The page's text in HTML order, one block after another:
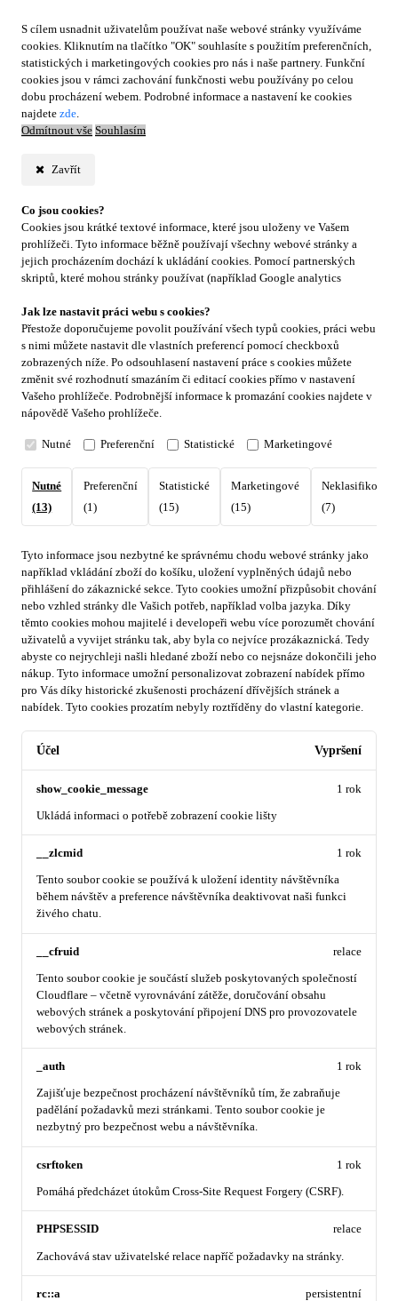
S cílem usnadnit uživatelům používat naše webové stránky využíváme
cookies. Kliknutím na tlačítko "OK" souhlasíte s použitím preferenčních,
statistických i marketingových cookies pro nás i naše partnery. Funkční
cookies jsou v rámci zachování funkčnosti webu používány po celou
dobu procházení webem. Podrobné informace a nastavení ke cookies
najdete zde.
Odmítnout vše Souhlasím
Zavřít
Co jsou cookies?
Cookies jsou krátké textové informace, které jsou uloženy ve Vašem
prohlížeči. Tyto informace běžně používají všechny webové stránky a
jejich procházením dochází k ukládání cookies. Pomocí partnerských
skriptů, které mohou stránky používat (například Google analytics
Jak lze nastavit práci webu s cookies?
Přestože doporučujeme povolit používání všech typů cookies, práci webu
s nimi můžete nastavit dle vlastních preferencí pomocí checkboxů
zobrazených níže. Po odsouhlasení nastavení práce s cookies můžete
změnit své rozhodnutí smazáním či editací cookies přímo v nastavení
Vašeho prohlížeče. Podrobnější informace k promazání cookies najdete v
nápovědě Vašeho prohlížeče.
Nutné Preferenční Statistické Marketingové
Nutné
(13)
Preferenční
(1)
Statistické
(15)
Marketingové
(15)
(7)
Tyto informace jsou nezbytné ke správnému chodu webové stránky jako
například vkládání zboží do košíku, uložení vyplněných údajů nebo
přihlášení do zákaznické sekce. Tyto cookies umožní přizpůsobit chování
nebo vzhled stránky dle Vašich potřeb, například volba jazyka. Díky
těmto cookies mohou majitelé i developeři webu více porozumět chování
uživatelů a vyvijet stránku tak, aby byla co nejvíce prozákaznická. Tedy
abyste co nejrychleji našli hledané zboží nebo co nejsnáze dokončili jeho
nákup. Tyto informace umožní personalizovat zobrazení nabídek přímo
pro Vás díky historické zkušenosti procházení dřívějších stránek a
nabídek. Tyto cookies prozatím nebyly roztříděny do vlastní kategorie.
Účel Vypršení
show_cookie_message
Ukládá informaci o potřebě zobrazení cookie lišty
1 rok
__zlcmid
Tento soubor cookie se používá k uložení identity návštěvníka
během návštěv a preference návštěvníka deaktivovat naši funkci
živého chatu.
1 rok
__cfruid
Tento soubor cookie je součástí služeb poskytovaných společností
Cloudflare – včetně vyrovnávání zátěže, doručování obsahu
webových stránek a poskytování připojení DNS pro provozovatele
webových stránek.
relace
_auth
Zajišťuje bezpečnost procházení návštěvníků tím, že zabraňuje
padělání požadavků mezi stránkami. Tento soubor cookie je
nezbytný pro bezpečnost webu a návštěvníka.
1 rok
csrftoken
Pomáhá předcházet útokům Cross-Site Request Forgery (CSRF).
1 rok
PHPSESSID
Zachovává stav uživatelské relace napříč požadavky na stránky.
relace
rc::a persistentní